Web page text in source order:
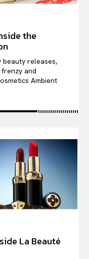
the
beauty releases,
and
Ambient
La Beauté